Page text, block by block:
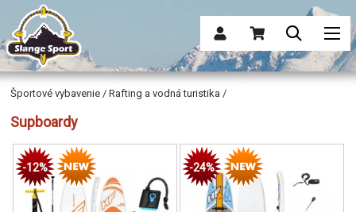
Športové vybavenie / Rafting a vodná turistika /
Supboardy
-12% -24%